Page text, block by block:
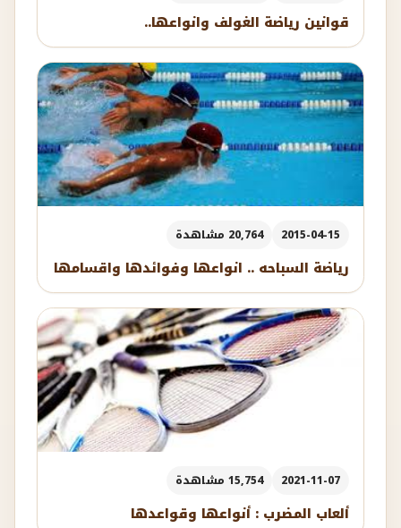
قوانين رياضة الغولف وانواعها..
2015-04-15 20,764 مشاهدة
رياضة السباحه .. انواعها وفوائدها واقسامها
2021-11-07 15,754 مشاهدة
ألعاب المضرب : أنواعها وقواعدها